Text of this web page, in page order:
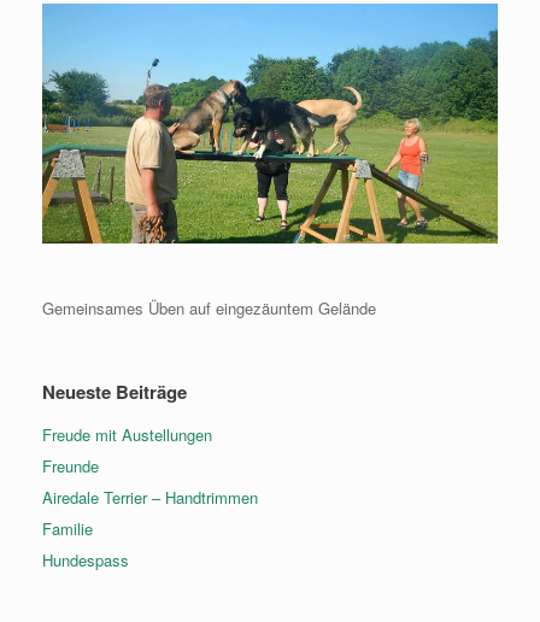
Gemeinsames Üben auf eingezäuntem Gelände
Neueste Beiträge
Freude mit Austellungen
Freunde
Airedale Terrier – Handtrimmen
Familie
Hundespass